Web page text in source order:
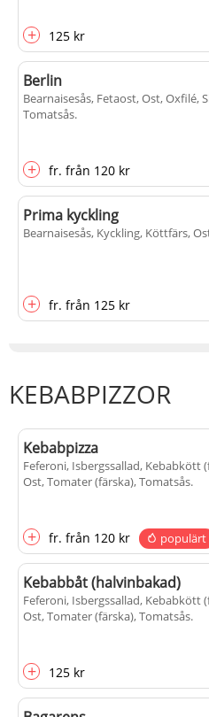
+ 125 kr
Berlin
Bearnaisesås, Fetaost, Ost, Oxfilé,
Tomatsås.
+ fr. från 120 kr
Prima kyckling
Bearnaisesås, Kyckling, Köttfärs,
+ fr. från 125 kr
KEBABPIZZOR
Kebabpizza
Feferoni, Isbergssallad, Kebabkött
Ost, Tomater (färska), Tomatsås.
+ fr. från 120 kr populärt
Kebabbåt (halvinbakad)
Feferoni, Isbergssallad, Kebabkött
Ost, Tomater (färska), Tomatsås.
+ 125 kr